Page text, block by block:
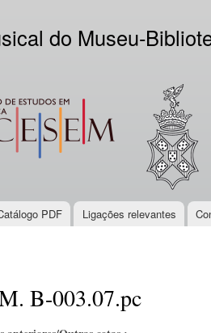
content
do Museu-
Logo VV
PDF Ligações relevantes
B-003.07.pc